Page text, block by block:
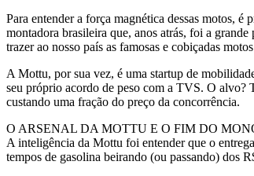
Para entender a força magnética dessas motos,
montadora brasileira que, anos atrás, foi a
trazer ao nosso país as famosas e cobiçadas
A Mottu, por sua vez, é uma startup de
seu próprio acordo de peso com a TVS. O alvo?
custando uma fração do preço da concorrência.
O ARSENAL DA MOTTU E O FIM DO
A inteligência da Mottu foi entender que o
tempos de gasolina beirando (ou passando) dos